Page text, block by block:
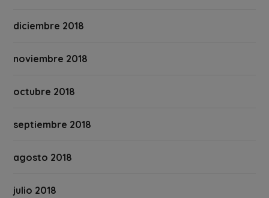
diciembre 2018
noviembre 2018
octubre 2018
septiembre 2018
agosto 2018
julio 2018